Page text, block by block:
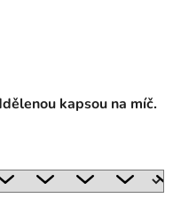
kapsou na míč.